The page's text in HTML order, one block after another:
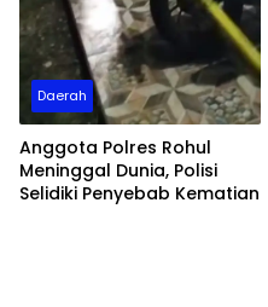
Daerah
Anggota Polres Rohul
Meninggal Dunia, Polisi
Selidiki Penyebab Kematian